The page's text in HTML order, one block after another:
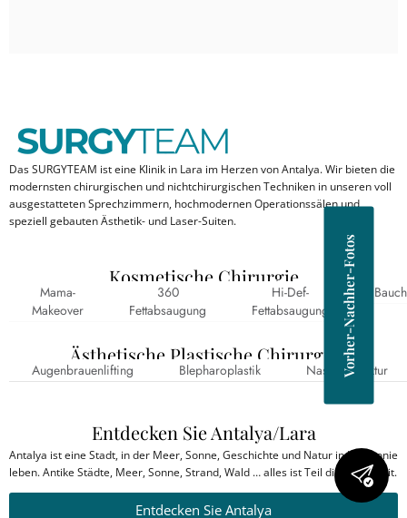
Das SURGYTEAM ist eine Klinik in Lara im Herzen von Antalya. Wir bieten die
modernsten chirurgischen und nichtchirurgischen Techniken in unseren voll
ausgestatteten Sprechzimmern, hochmodernen Operationssälen und
speziell gebauten Ästhetik- und Laser-Suiten.
Kosmetische Chirurgie
Mama-
Makeover
360
Fettabsaugung
Hi-Def-
Fettabsaugung
Ästhetische Plastische Chirurgie
Augenbrauenlifting Blepharoplastik Nasenkorrektur
Entdecken Sie Antalya/Lara
Antalya ist eine Stadt, in der Meer, Sonne, Geschichte und Natur in Harmonie
leben. Antike Städte, Meer, Sonne, Strand, Wald … alles ist Teil dieser Einheit.
Entdecken Sie Antalya
Vorher-Nachher-Fotos